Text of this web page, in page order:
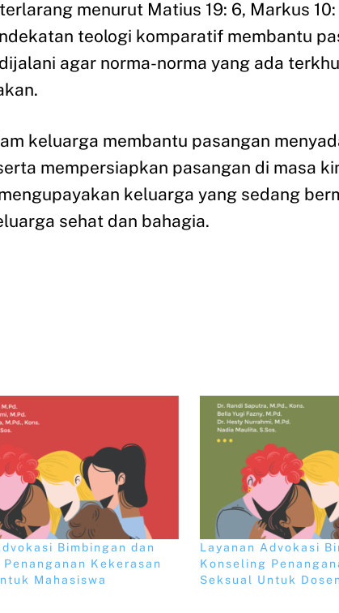
menurut Matius 19: 6, Markus
teologi komparatif membantu
agar norma-norma yang ada
keluarga membantu pasangan
mempersiapkan pasangan di masa
keluarga yang sedang
sehat dan bahagia.
Bimbingan dan
Kekerasan
Mahasiswa
Layanan Advokasi
Konseling
Seksual Untuk Dosen